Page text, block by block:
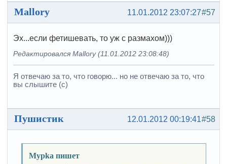
#57
11.01.2012 23:07:27
Mallory
Эх...если фетишевать, то уж с размахом)))
Редактировался Mallory (11.01.2012 23:08:48)
Я отвечаю за то, что говорю... но не отвечаю за то, что
вы слышите (с)
#58
12.01.2012 00:19:41
Пушистик
Mypka пишет